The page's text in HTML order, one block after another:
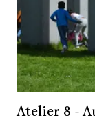
Atelier 8 -